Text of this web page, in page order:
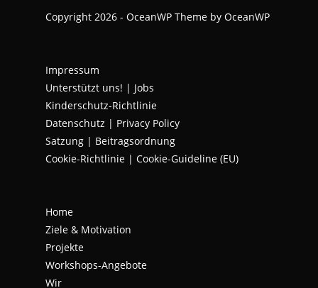
in
tab
in
tab
in
Copyright 2026 - OceanWP Theme by OceanWP
Impressum
Unterstützt uns! | Jobs
Kinderschutz-Richtlinie
Datenschutz | Privacy Policy
Satzung | Beitragsordnung
Cookie-Richtlinie | Cookie-Guideline (EU)
Home
Ziele & Motivation
Projekte
Workshops-Angebote
Wir